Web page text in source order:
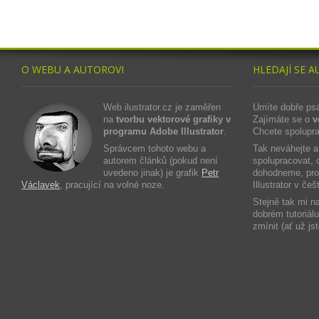
O WEBU A AUTOROVI
Web ilustrator.cz je zaměřen
na tvorbu vektorové grafiky v
programu Adobe Illustrator.
Správcem tohoto webu a
autorem článků (pokud není
uvedeno jinak) je grafik Petr
Václavek, pracující na volné noze.
HLEDAJÍ SE
Umíte dobře
Zajímáte se o
Chcete
Tak neváhejte
spolupracovat,
dohodneme,
Illustrator v
Stejně tak mi
dobrém
zmínit (ať už